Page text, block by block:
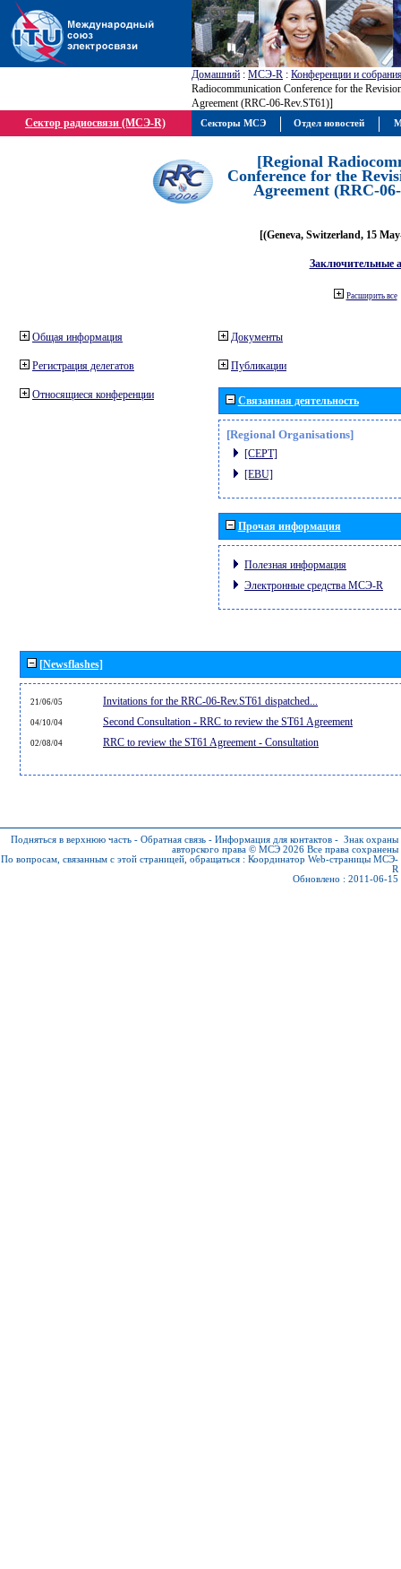
Домашний : МСЭ-R : Конференции и
Radiocommunication Conference for the
Agreement (RRC-06-Rev.ST61)]
Сектор радиосвязи (МСЭ-R)
[Regional
Conference for the
Agreement (RRC-
[(Geneva, Switzerland, 15
Заключительные
Расширить все
Общая информация
Регистрация делегатов
Относящиеся конференции
Документы
Публикации
Связанная деятельность
[Regional Organisations]
[CEPT]
[EBU]
Прочая информация
Полезная информация
Электронные средства МСЭ-R
[Newsflashes]
21/06/05 Invitations for the RRC-06-Rev.ST61 dispatched...
04/10/04 Second Consultation - RRC to review the ST61 Agreement
02/08/04 RRC to review the ST61 Agreement - Consultation
Подняться в верхнюю часть - Обратная связь - Информация для контактов - Знак охраны
авторского права © МСЭ 2026 Все права сохранены
По вопросам, связанным с этой страницей, обращаться : Координатор Web-страницы МСЭ-
R
Обновлено : 2011-06-15
Секторы МСЭ Отдел новостей